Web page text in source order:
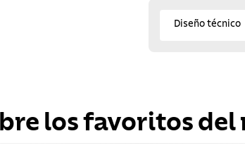
Diseño técnico
los favoritos